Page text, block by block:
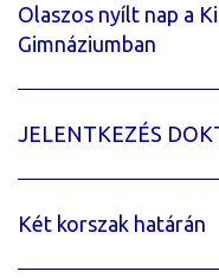
Olaszos nyílt nap a
Gimnáziumban
JELENTKEZÉS
Két korszak határán